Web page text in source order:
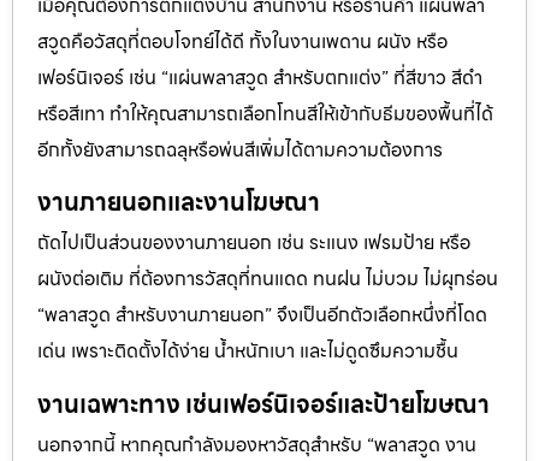
สวูดคือวัสดุที่ตอบโจทย์ได้ดี ทั้งในงานเพดาน ผนัง หรือ
เฟอร์นิเจอร์ เช่น “แผ่นพลาสวูด สำหรับตกแต่ง” ที่สีขาว สีดำ
หรือสีเทา ทำให้คุณสามารถเลือกโทนสีให้เข้ากับธีมของพื้นที่ได้
อีกทั้งยังสามารถฉลุหรือพ่นสีเพิ่มได้ตามความต้องการ
งานภายนอกและงานโฆษณา
ถัดไปเป็นส่วนของงานภายนอก เช่น ระแนง เฟรมป้าย หรือ
ผนังต่อเติม ที่ต้องการวัสดุที่ทนแดด ทนฝน ไม่บวม ไม่ผุกร่อน
“พลาสวูด สำหรับงานภายนอก” จึงเป็นอีกตัวเลือกหนึ่งที่โดด
เด่น เพราะติดตั้งได้ง่าย น้ำหนักเบา และไม่ดูดซึมความชื้น
งานเฉพาะทาง เช่นเฟอร์นิเจอร์และป้ายโฆษณา
นอกจากนี้ หากคุณกำลังมองหาวัสดุสำหรับ “พลาสวูด งาน